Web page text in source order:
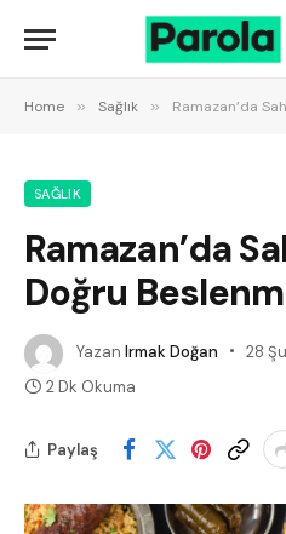
Home » Sağlık » Ramazan’da
SAĞLIK
Ramazan’da
Doğru
Yazan Irmak Doğan 28
2 Dk Okuma
Paylaş